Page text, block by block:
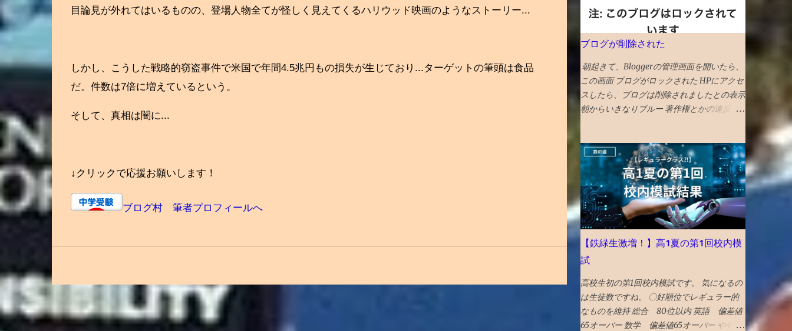
目論見が外れてはいるものの、登場人物全てが怪しく見えてくるハリウッド映画のようなストーリー...
しかし、こうした戦略的窃盗事件で米国で年間4.5兆円もの損失が生じており...ターゲットの筆頭は食品
だ。件数は7倍に増えているという。
そして、真相は闇に...
↓クリックで応援お願いします！
ブログ村 筆者プロフィールへ
光誘致を進めている 富山 がランクイン。 文
化豊かで飯うまく、すいてるよ！ との触れ
込みです。 ガラス美術館 、おわら風の盆ま
つり、 富山城址公園 の他、 飲食スポットと
してワインバーのアルプ、おでん屋さんの飛
騨、カレー屋のスズキーマ、珈琲駅ブルート
レイン、ジャズバーのハナミズキノヘヤを紹
介。 （下記ギフトリンクの記事中にグーグ
選出にあたり、国際イベント開催や災害復興
の観点を踏まえているとのことです。 38
位 大阪 食と商のまち大阪の革新的プロジ
ェクトとして、 グラングリーン 大阪（公
園）を紹介。 ウォルドール・アストリアホ
テル、フォーシーズンズホテル、万博の開催
のほか、進歩主義的都市としてLGBTQ＋の
コミュニティセンターであるプライドセンタ
ーを紹介。 ギフトリンクなので全文読めま
文 〇2024年 3位 山口 また、NYタイムズ
HP画像に明示されている数字（下に引用し
ている山口の場合は...
値出しやすくなるというのも定説なので、前
期67と68の差は大きいかも タイトルへの回
答としては、「偏差値１上がる」です。 ◆6
年前期平均偏差値が68以上だった者の後期
平均偏差値 73→74 72→73 71→73 70→73
70→70 69→72 69→70 68→72 68→72
68→70 68→69 68→69 ◆6年前期平均偏差
値67の人の6年後期の平均偏差値の実例
昔塾から得た無作為抽出データです。例年こ
んな感じかと 「 4年夏入塾偏差値42から1年
間で成績どうなるか」 へ
ブログが削除された
朝起きて、Bloggerの管理画面を開いたら、
この画面 ブログがロックされた HPにアクセ
スしたら、ブログは削除されましたとの表示
朝からいきなりブルー 著作権とかの違反
がわかない。 メールでの通知も来ていて、
マルウェアのポリシー違反とかいてある そ
んなものを作成する技術力もないのだが、
貼った写真に何か埋め込まれていたのか、
htmlコードを貼り付けたので何か入ってい
たのか と一瞬思ったが、 そもそも記事作成
画面に一切アクセスできないので、修正もで
きないため、放置。 データ全部とんだと思
いブルーな気分。 最近は見た映画の備忘録
と化していたが、備忘録がなくなると困る。
ケチらずにワードプレスにしておくべきだっ
たかと若干後悔 昼飯食いながらネットで調
べる どうやら、Googleのボットが自動で巡
【鉄緑生激増！】高1夏の第1回校内模
試
高校生初の第1回校内模試です。 気になるの
は生徒数ですね。 〇好順位でレギュラー的
なものを維持 総合 80位以内 英語 偏差値
65オーバー 数学 偏差値65オーバー やや数